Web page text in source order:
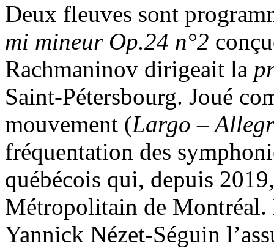
Deux fleuves sont
mi mineur Op.24 n°2
Rachmaninov dirigeait la
Saint-Pétersbourg. Joué
mouvement (Largo –
fréquentation des
québécois qui, depuis
Métropolitain de Montréal.
Yannick Nézet-Séguin